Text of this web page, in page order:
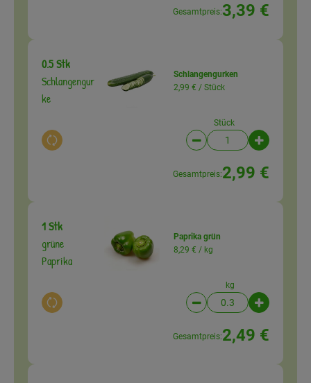
Gesamtpreis:3,39 €
0.5 Stk
Schlangengur
ke
Auswahl ändern
Schlangengurken
2,99 € / Stück
Stück
Artikelanzahl
Gesamtpreis:2,99 €
1 Stk
grüne
Paprika
Auswahl ändern
Paprika grün
8,29 € / kg
kg
Artikelanzahl
Gesamtpreis:2,49 €